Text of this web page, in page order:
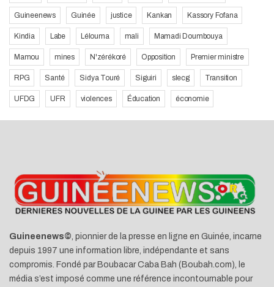
Guineenews Guinée justice Kankan Kassory Fofana
Kindia Labe Lélouma mali Mamadi Doumbouya
Mamou mines N'zérékoré Opposition Premier ministre
RPG Santé Sidya Touré Siguiri slecg Transition
UFDG UFR violences Éducation économie
Guineenews© , pionnier de la presse en ligne en Guinée, incarne
depuis 1997 une information libre, indépendante et sans
compromis. Fondé par Boubacar Caba Bah (Boubah.com), le
média s’est imposé comme une référence incontournable pour